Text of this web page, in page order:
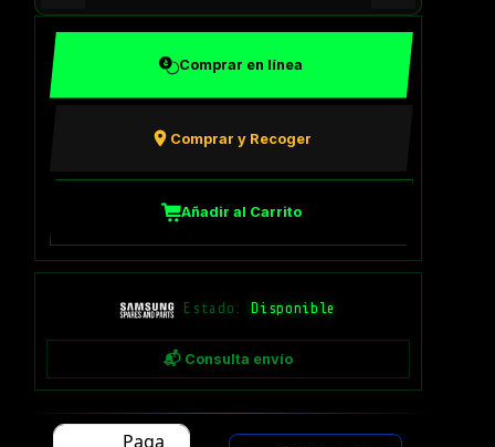
Comprar en línea
Comprar y Recoger
Añadir al Carrito
Estado: Disponible
📬 Consulta envío